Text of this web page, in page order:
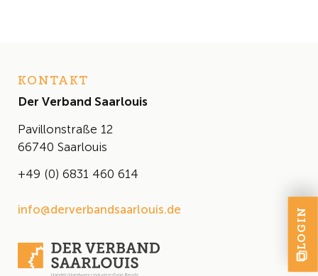
KONTAKT
Der Verband Saarlouis
Pavillonstraße 12
66740 Saarlouis
+49 (0) 6831 460 614
info@derverbandsaarlouis.de LOGIN